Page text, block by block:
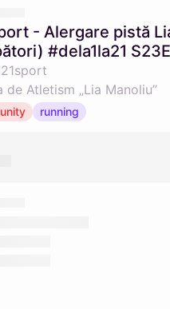
- Alergare pistă
#dela1la21
de Atletism „Lia Manoliu”
running